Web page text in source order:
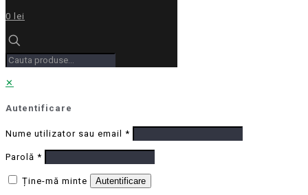
0 lei
✕
Autentificare
Nume utilizator sau email *
Parolă *
Ține-mă minte Autentificare